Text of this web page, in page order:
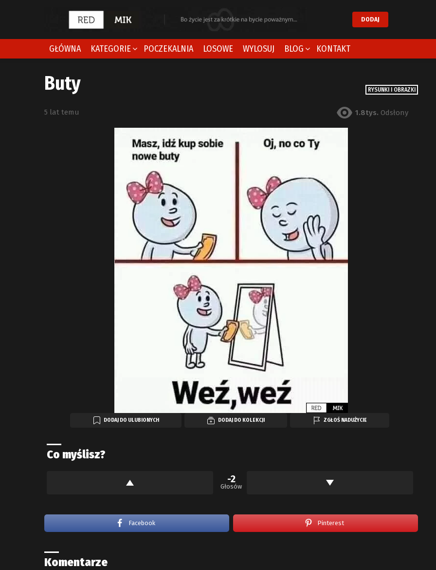
DODAJ
GŁÓWNA KATEGORIE POCZEKALNIA LOSOWE WYLOSUJ BLOG KONTAKT
RYSUNKI I OBRAZKI
Buty
5 lat temu 1.8tys. Odsłony
DODAJ DO ULUBIONYCH DODAJ DO KOLEKCJI ZGŁOŚ NADUŻYCIE
Co myślisz?
-2
Głosów
Facebook Pinterest
Komentarze